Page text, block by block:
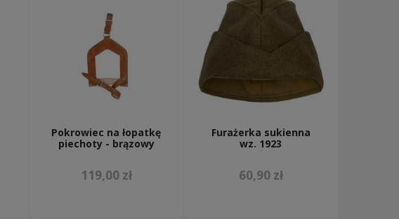
Pokrowiec na łopatkę
piechoty - brązowy
119,00 zł
Furażerka sukienna
wz. 1923
60,90 zł